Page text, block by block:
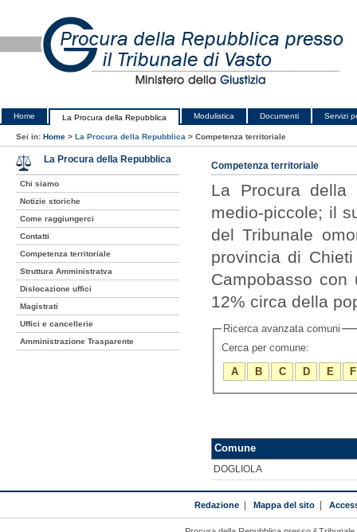
Home La Procura della Repubblica Modulistica Documenti Servizi
Sei in: Home > La Procura della Repubblica > Competenza territoriale
Competenza territoriale
La Procura
medio-piccole; il
del Tribunale
provincia di
Campobasso
12% circa della
Ricerca avanzata comuni
Cerca per comune:
A
B C D E F
Comune
DOGLIOLA
La Procura della Repubblica
Chi siamo
Notizie storiche
Come raggiungerci
Contatti
Competenza territoriale
Struttura Amministratva
Dislocazione uffici
Magistrati
Uffici e cancellerie
Amministrazione Trasparente
Redazione Mappa del sito